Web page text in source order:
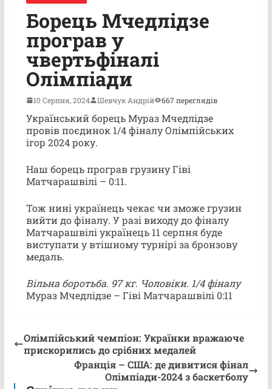
Борець Мчедлідзе
програв у
чвертьфіналі
Олімпіади
10 Серпня, 2024 Шевчук Андрій 667 переглядів
Український борець Мураз Мчедлідзе
провів поєдинок 1/4 фіналу Олімпійських
ігор 2024 року.
Наш борець програв грузину Гіві
Матчарашвілі – 0:11.
Тож нині українець чекає чи зможе грузин
вийти до фіналу. У разі виходу до фіналу
Матчарашвілі українець 11 серпня буде
виступати у втішному турнірі за бронзову
медаль.
Вільна боротьба. 97 кг. Чоловіки. 1/4 фіналу
Мураз Мчедлідзе – Гіві Матчарашвілі 0:11
Олімпійський чемпіон: Українки вражаюче
прискорились до срібних медалей
Франція – США: де дивитися фінал
Олімпіади-2024 з баскетболу